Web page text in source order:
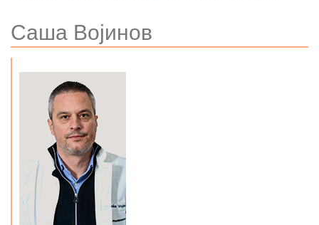
Саша Војинов